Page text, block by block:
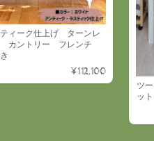
ィーク仕上げ ターンレ
カントリー フレンチ
¥112,100
ツ
ット